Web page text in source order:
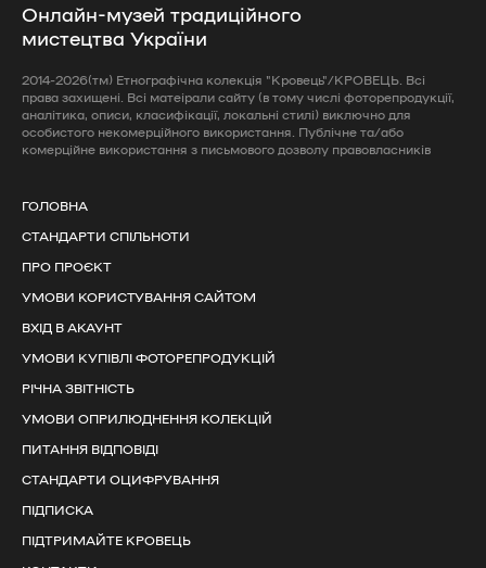
Онлайн-музей традиційного
мистецтва України
2014-2026(тм) Етнографічна колекція "Кровець"/КРОВЕЦЬ. Всі
права захищені. Всі матеірали сайту (в тому числі фоторепродукції,
аналітика, описи, класифікації, локальні стилі) виключно для
особистого некомерційного використання. Публічне та/або
комерційне використання з письмового дозволу правовласників
ГОЛОВНА
СТАНДАРТИ СПІЛЬНОТИ
ПРО ПРОЄКТ
УМОВИ КОРИСТУВАННЯ САЙТОМ
ВХІД В АКАУНТ
УМОВИ КУПІВЛІ ФОТОРЕПРОДУКЦІЙ
РІЧНА ЗВІТНІСТЬ
УМОВИ ОПРИЛЮДНЕННЯ КОЛЕКЦІЙ
ПИТАННЯ ВІДПОВІДІ
СТАНДАРТИ ОЦИФРУВАННЯ
ПІДПИСКА
ПІДТРИМАЙТЕ КРОВЕЦЬ